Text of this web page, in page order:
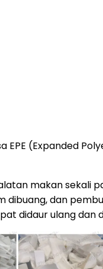
(Expanded
makan sekali
dibuang, dan
didaur ulang